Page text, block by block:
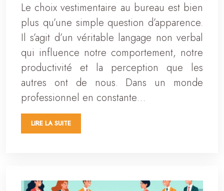
Le choix vestimentaire au bureau est bien
plus qu’une simple question d’apparence.
Il s’agit d’un véritable langage non verbal
qui influence notre comportement, notre
productivité et la perception que les
autres ont de nous. Dans un monde
professionnel en constante…
LIRE LA SUITE